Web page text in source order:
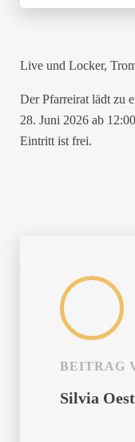
Live und Locker,
Der Pfarreirat lädt zu
28. Juni 2026 ab
Eintritt ist frei.
BEITRAG
Silvia